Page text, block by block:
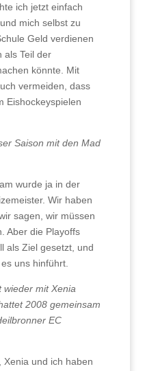
ich jetzt einfach
mich selbst zu
Geld verdienen
als Teil der
könnte. Mit
vermeiden, dass
Eishockeyspielen
Saison mit den Mad
wurde ja in der
Wir haben
sagen, wir müssen
Aber die Playoffs
als Ziel gesetzt, und
uns hinführt.
wieder mit Xenia
2008 gemeinsam
EC
Xenia und ich haben